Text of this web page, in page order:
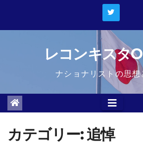
レコンキスタ
ナショナリストの思想
カテゴリー:追悼